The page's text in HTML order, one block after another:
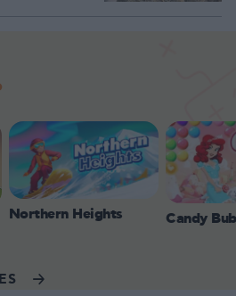
Northern Heights Candy